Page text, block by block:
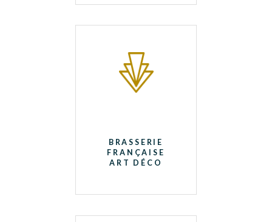
BRASSERIE
FRANÇAISE
ART DÉCO